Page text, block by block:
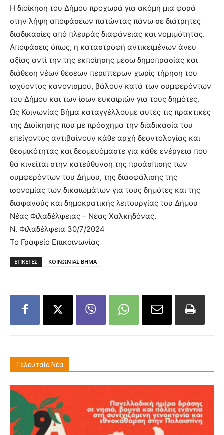
Η διοίκηση του Δήμου προχωρά για ακόμη μια φορά
στην λήψη αποφάσεων πατώντας πάνω σε διάτρητες
διαδικασίες από πλευράς διαφάνειας και νομιμότητας.
Αποφάσεις όπως, η καταστροφή αντικειμένων άνευ
αξίας αντί την της εκποίησης μέσω δημοπρασίας και
διάθεση νέων θέσεων περιπτέρων χωρίς τήρηση του
ισχύοντος κανονισμού, βάλουν κατά των συμφερόντων
του Δήμου και των ίσων ευκαιριών για τους δημότες.
Ως Κοινωνίας Βήμα καταγγέλλουμε αυτές τις πρακτικές
της Διοίκησης που με πρόσχημα την διαδικασία του
επείγοντος αντιβαίνουν κάθε αρχή δεοντολογίας και
θεσμικότητας και δεσμευόμαστε για κάθε ενέργεια που
θα κινείται στην κατεύθυνση της προάσπισης των
συμφερόντων του Δήμου, της διασφάλισης της
ισονομίας των δικαιωμάτων για τους δημότες και της
διαφανούς και δημοκρατικής λειτουργίας του Δήμου
Νέας Φιλαδέλφειας – Νέας Χαλκηδόνας.
Ν. Φιλαδέλφεια 30/7/2024
Το Γραφείο Επικοινωνίας
ΕΤΙΚΕΤΕΣ ΚΟΙΝΩΝΙΑΣ ΒΗΜΑ
Τελευταία Νέα